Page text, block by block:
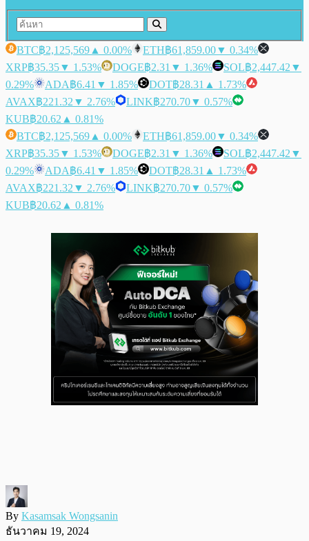
BTC฿2,125,569 ▲ 0.00% ETH฿61,859.00▼ 0.34%
XRP฿35.35▼ 1.53% DOGE฿2.31 ▼ 1.36% SOL฿2,447.42 ▼
0.29%
ADA฿6.41 ▼ 1.85% DOT฿28.31 ▲ 1.73%
AVAX฿221.32 ▼ 2.76% LINK฿270.70▼ 0.57%
KUB฿20.62 ▲ 0.81%
BTC฿2,125,569 ▲ 0.00% ETH฿61,859.00▼ 0.34%
XRP฿35.35▼ 1.53% DOGE฿2.31 ▼ 1.36% SOL฿2,447.42 ▼
0.29%
ADA฿6.41 ▼ 1.85% DOT฿28.31 ▲ 1.73%
AVAX฿221.32 ▼ 2.76% LINK฿270.70▼ 0.57%
KUB฿20.62 ▲ 0.81%
By Kasamsak Wongsanin
ธันวาคม 19, 2024